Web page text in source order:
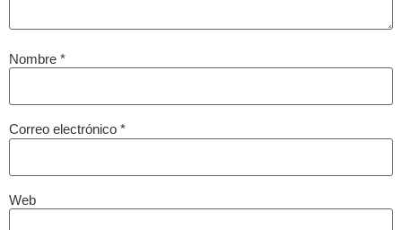
Nombre *
Correo electrónico *
Web